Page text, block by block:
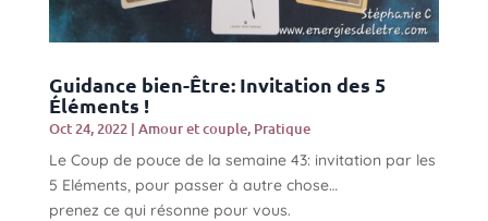
Guidance bien-Être: Invitation des 5
Éléments !
Oct 24, 2022| Amour et couple, Pratique
Le Coup de pouce de la semaine 43: invitation par les
5 Eléments, pour passer à autre chose…
prenez ce qui résonne pour vous.